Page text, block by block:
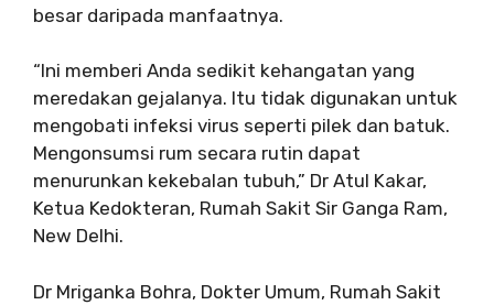
besar daripada manfaatnya.
“Ini memberi Anda sedikit kehangatan yang
meredakan gejalanya. Itu tidak digunakan untuk
mengobati infeksi virus seperti pilek dan batuk.
Mengonsumsi rum secara rutin dapat
menurunkan kekebalan tubuh,” Dr Atul Kakar,
Ketua Kedokteran, Rumah Sakit Sir Ganga Ram,
New Delhi.
Dr Mriganka Bohra, Dokter Umum, Rumah Sakit